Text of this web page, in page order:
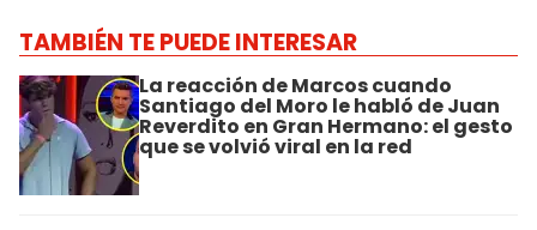
TAMBIÉN TE PUEDE INTERESAR
La reacción de Marcos cuando
Santiago del Moro le habló de Juan
Reverdito en Gran Hermano: el gesto
que se volvió viral en la red